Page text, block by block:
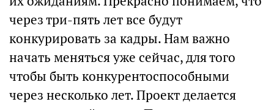
через три-пять лет все будут
конкурировать за кадры. Нам важно
начать меняться уже сейчас, для того
чтобы быть конкурентоспособными
через несколько лет. Проект делается